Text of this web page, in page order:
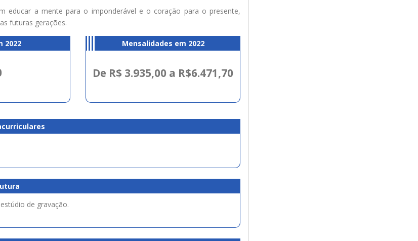
educar a mente para o imponderável e o coração para o presente,
futuras gerações.
2022 Mensalidades em 2022
De R$ 3.935,00 a R$6.471,70
de gravação.